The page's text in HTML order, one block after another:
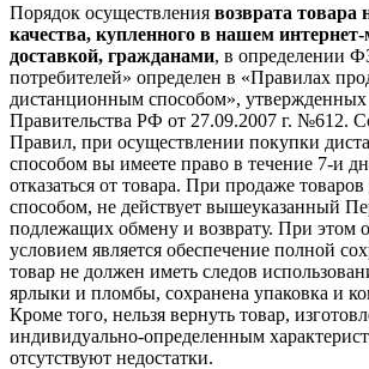
Порядок осуществления возврата товара
качества, купленного в нашем интернет-
доставкой, гражданами, в определении
потребителей» определен в «Правилах
дистанционным способом»,
Правительства РФ от 27.09.2007 г. №612.
Правил, при осуществлении покупки
способом вы имеете право в течение 7-и
отказаться от товара. При продаже
способом, не действует вышеуказанный
подлежащих обмену и возврату. При этом
условием является обеспечение полной
товар не должен иметь следов
ярлыки и пломбы, сохранена упаковка и
Кроме того, нельзя вернуть товар,
индивидуально-определенным
отсутствуют недостатки.